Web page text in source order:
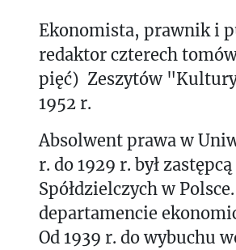
Ekonomista, prawnik i
redaktor czterech
pięć) Zeszytów
1952 r.
Absolwent prawa w
r. do 1929 r. był
Spółdzielczych w
departamencie
Od 1939 r. do wybuchu